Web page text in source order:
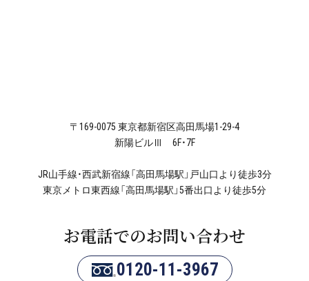
〒169-0075 東京都新宿区高田馬場1-29-4
新陽ビルⅢ 6F・7F
JR山手線・西武新宿線「高田馬場駅」戸山口より徒歩3分
東京メトロ東西線「高田馬場駅」5番出口より徒歩5分
お電話でのお問い合わせ
0120-11-3967